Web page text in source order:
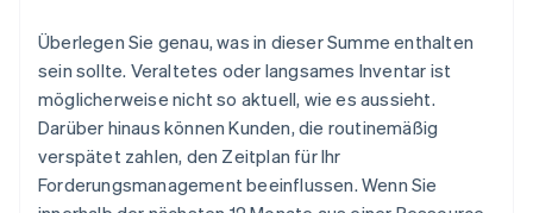
Überlegen Sie genau, was in dieser Summe enthalten
sein sollte. Veraltetes oder langsames Inventar ist
möglicherweise nicht so aktuell, wie es aussieht.
Darüber hinaus können Kunden, die routinemäßig
verspätet zahlen, den Zeitplan für Ihr
Forderungsmanagement beeinflussen. Wenn Sie